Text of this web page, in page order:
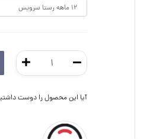
آیا این محصول را دوست